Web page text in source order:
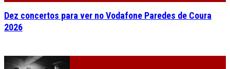
Dez concertos para ver no Vodafone Paredes de Coura
2026